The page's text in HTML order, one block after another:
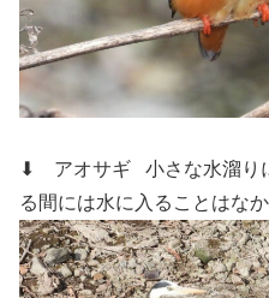
⬇ アオサギ 小さな水溜り
る間には水に入ることはなか